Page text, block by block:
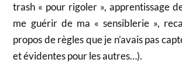
trash « pour rigoler », apprentissage
me guérir de ma « sensiblerie »,
propos de règles que je n’avais pas
et évidentes pour les autres…).